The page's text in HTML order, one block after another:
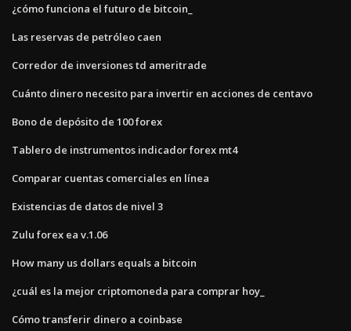
¿cómo funciona el futuro de bitcoin_
Las reservas de petróleo caen
Corredor de inversiones td ameritrade
Cuánto dinero necesito para invertir en acciones de centavo
Bono de depósito de 100 forex
Tablero de instrumentos indicador forex mt4
Comparar cuentas comerciales en línea
Existencias de datos de nivel 3
Zulu forex ea v.1.06
How many us dollars equals a bitcoin
¿cuál es la mejor criptomoneda para comprar hoy_
Cómo transferir dinero a coinbase